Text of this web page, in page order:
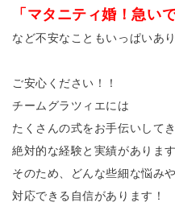
「マタニティ婚！急い
など不安なこともいっぱいあ
ご安心ください！！
チームグラツィエには
たくさんの式をお手伝いして
絶対的な経験と実績があります
そのため、どんな些細な悩み
対応できる自信があります！